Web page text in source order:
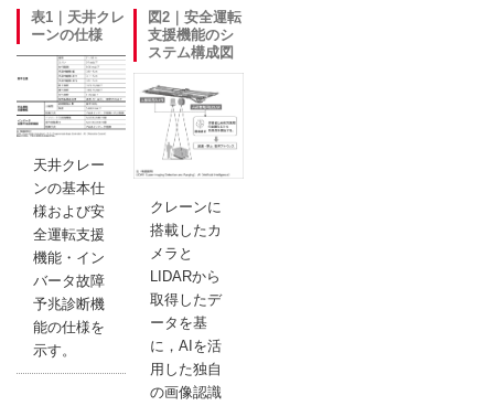
表1｜天井クレ
ーンの仕様
天井クレー
ンの基本仕
様および安
全運転支援
機能・イン
バータ故障
予兆診断機
能の仕様を
示す。
図2｜安全運転
支援機能のシ
ステム構成図
クレーンに
搭載したカ
メラと
LIDARから
取得したデ
ータを基
に，AIを活
用した独自
の画像認識